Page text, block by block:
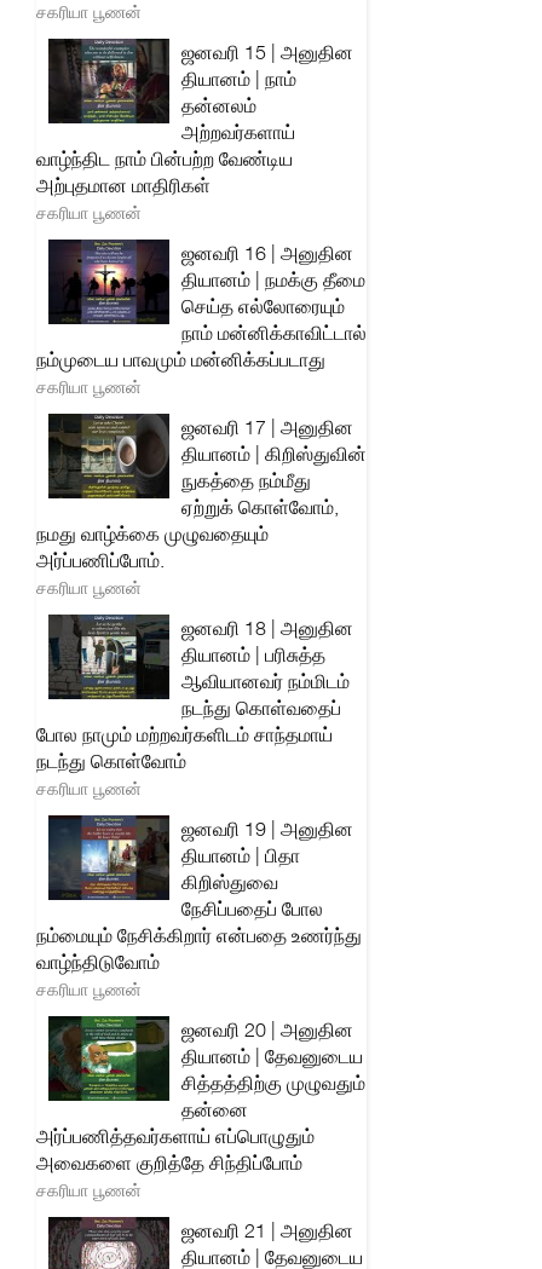
சகரியா பூணன்
ஜனவரி 15 | அனுதின
தியானம் | நாம்
தன்னலம்
அற்றவர்களாய்
வாழ்ந்திட நாம் பின்பற்ற வேண்டிய
அற்புதமான மாதிரிகள்
சகரியா பூணன்
ஜனவரி 16 | அனுதின
தியானம் | நமக்கு தீமை
செய்த எல்லோரையும்
நாம் மன்னிக்காவிட்டால்
நம்முடைய பாவமும் மன்னிக்கப்படாது
சகரியா பூணன்
ஜனவரி 17 | அனுதின
தியானம் | கிறிஸ்துவின்
நுகத்தை நம்மீது
ஏற்றுக் கொள்வோம்,
நமது வாழ்க்கை முழுவதையும்
அர்ப்பணிப்போம்.
சகரியா பூணன்
ஜனவரி 18 | அனுதின
தியானம் | பரிசுத்த
ஆவியானவர் நம்மிடம்
நடந்து கொள்வதைப்
போல நாமும் மற்றவர்களிடம் சாந்தமாய்
நடந்து கொள்வோம்
சகரியா பூணன்
ஜனவரி 19 | அனுதின
தியானம் | பிதா
கிறிஸ்துவை
நேசிப்பதைப் போல
நம்மையும் நேசிக்கிறார் என்பதை உணர்ந்து
வாழ்ந்திடுவோம்
சகரியா பூணன்
ஜனவரி 20 | அனுதின
தியானம் | தேவனுடைய
சித்தத்திற்கு முழுவதும்
தன்னை
அர்ப்பணித்தவர்களாய் எப்பொழுதும்
அவைகளை குறித்தே சிந்திப்போம்
சகரியா பூணன்
ஜனவரி 21 | அனுதின
தியானம் | தேவனுடைய